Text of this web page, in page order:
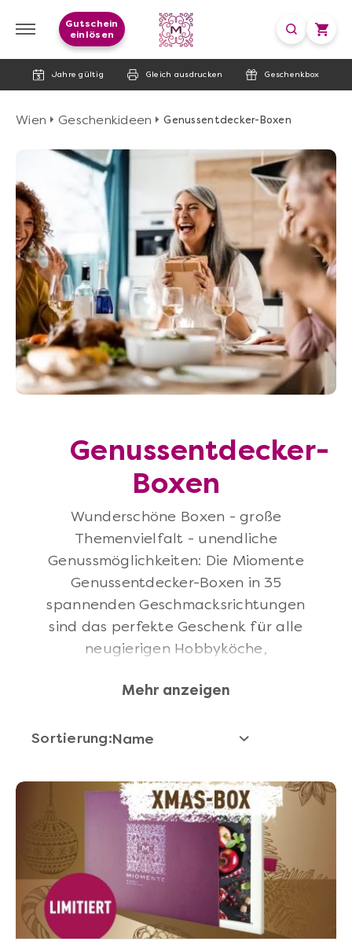
Jahre gültig Gleich ausdrucken Geschenkbox
Gutschein
einlösen
Wien Geschenkideen Genussentdecker-Boxen
Genussentdecker-
Boxen
Wunderschöne Boxen - große
Themenvielfalt - unendliche
Genussmöglichkeiten: Die Miomente
Genussentdecker-Boxen in 35
spannenden Geschmacksrichtungen
sind das perfekte Geschenk für alle
neugierigen Hobbyköche,
Backfeen, die neue Aromen, Rezepte
der Welt erkunden wollen. In jeder
der Beschenkte für all unsere
Genuss-Events einlösen kann. So
kannst du sicher sein, dass du
wirklich jeden Geschmack triffst.
Mehr anzeigen
Sortierung: